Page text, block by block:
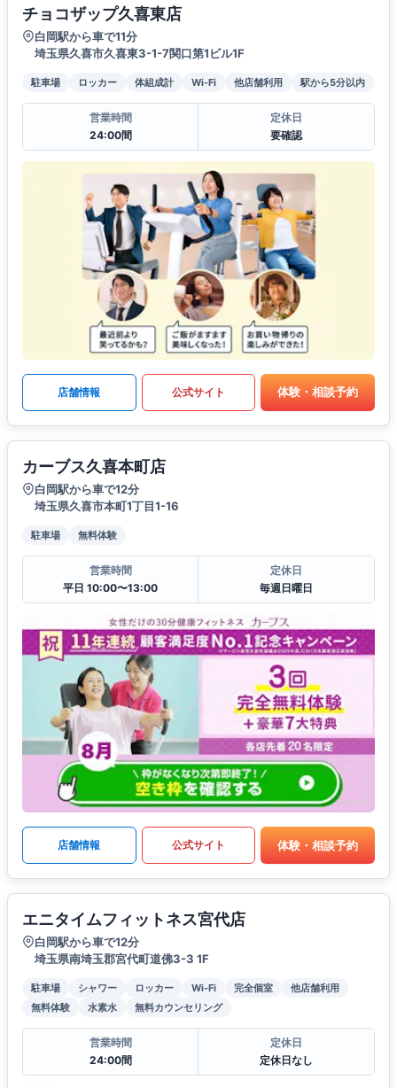
チョコザップ久喜東店
白岡駅から車で11分
埼玉県久喜市久喜東3-1-7関口第1ビル1F
駐車場 ロッカー 体組成計 Wi-Fi 他店舗利用 駅から5分以内
営業時間
24:00間
定休日
要確認
店舗情報 公式サイト 体験・相談予約
カーブス久喜本町店
白岡駅から車で12分
埼玉県久喜市本町1丁目1-16
駐車場 無料体験
営業時間
平日 10:00〜13:00
定休日
毎週日曜日
店舗情報 公式サイト 体験・相談予約
エニタイムフィットネス宮代店
白岡駅から車で12分
埼玉県南埼玉郡宮代町道佛3-3 1F
駐車場 シャワー ロッカー Wi-Fi 完全個室
他店舗利用
無料体験
水素水 無料カウンセリング
営業時間
24:00間
定休日
定休日なし